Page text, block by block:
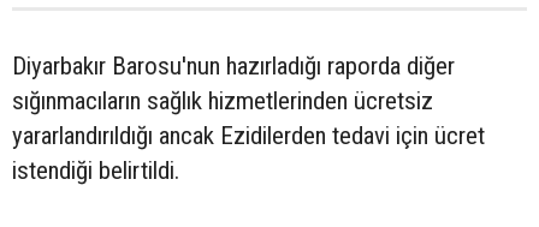
Diyarbakır Barosu'nun hazırladığı raporda diğer
sığınmacıların sağlık hizmetlerinden ücretsiz
yararlandırıldığı ancak Ezidilerden tedavi için ücret
istendiği belirtildi.